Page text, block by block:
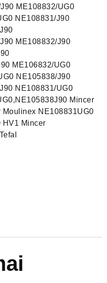
ME108832/UG0
NE108831/J90
ME108832/J90
ME106832/UG0
NE105838/J90
NE108831/UG0
Mincer
Moulinex NE108831UG0
HV1 Mincer